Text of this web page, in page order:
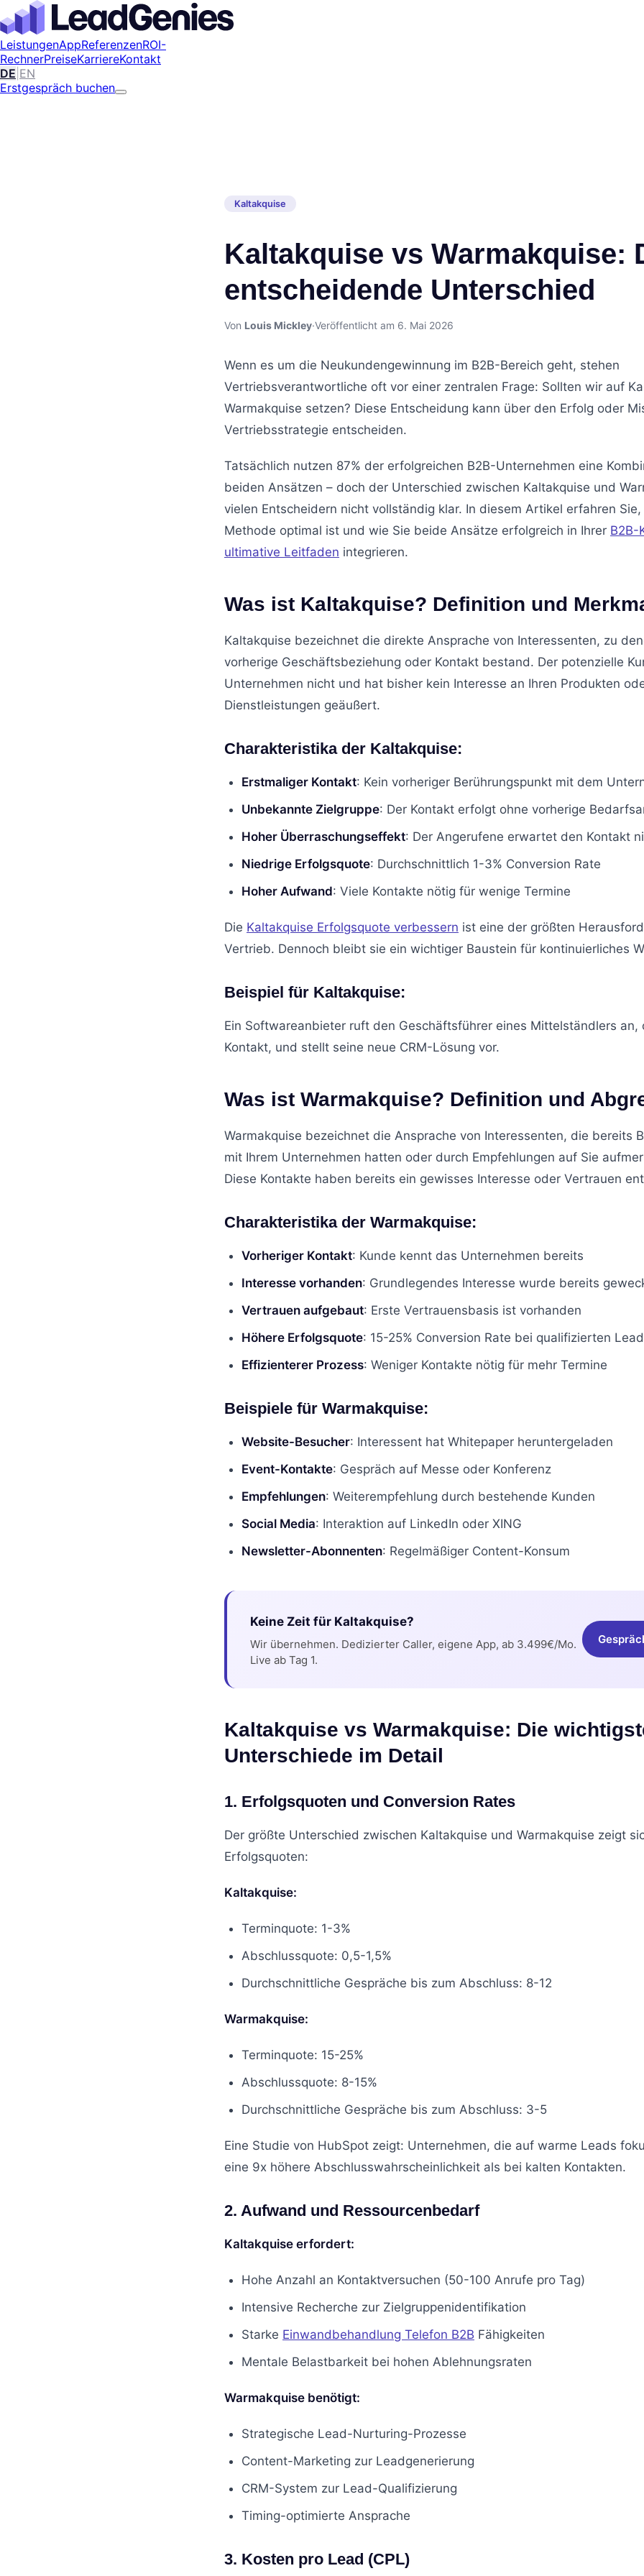
LeistungenAppReferenzenROI-
RechnerPreiseKarriereKontakt
DE EN
Erstgespräch buchen
Kaltakquise
Kaltakquise vs Warmakquise:
entscheidende Unterschied
Von Louis Mickley·Veröffentlicht am 6. Mai 2026
Wenn es um die Neukundengewinnung im B2B-Bereich geht, stehen
Vertriebsverantwortliche oft vor einer zentralen Frage: Sollten wir auf
Warmakquise setzen? Diese Entscheidung kann über den Erfolg oder
Vertriebsstrategie entscheiden.
Tatsächlich nutzen 87% der erfolgreichen B2B-Unternehmen eine
beiden Ansätzen – doch der Unterschied zwischen Kaltakquise und
vielen Entscheidern nicht vollständig klar. In diesem Artikel erfahren
Methode optimal ist und wie Sie beide Ansätze erfolgreich in Ihrer B2B-
ultimative Leitfaden integrieren.
Was ist Kaltakquise? Definition und
Kaltakquise bezeichnet die direkte Ansprache von Interessenten, zu
vorherige Geschäftsbeziehung oder Kontakt bestand. Der potenzielle
Unternehmen nicht und hat bisher kein Interesse an Ihren Produkten
Dienstleistungen geäußert.
Charakteristika der Kaltakquise:
Erstmaliger Kontakt: Kein vorheriger Berührungspunkt mit dem
Unbekannte Zielgruppe: Der Kontakt erfolgt ohne vorherige
Hoher Überraschungseffekt: Der Angerufene erwartet den Kontakt
Niedrige Erfolgsquote: Durchschnittlich 1-3% Conversion Rate
Hoher Aufwand: Viele Kontakte nötig für wenige Termine
Die Kaltakquise Erfolgsquote verbessern ist eine der größten
Vertrieb. Dennoch bleibt sie ein wichtiger Baustein für kontinuierliches
Beispiel für Kaltakquise:
Ein Softwareanbieter ruft den Geschäftsführer eines Mittelständlers an,
Kontakt, und stellt seine neue CRM-Lösung vor.
Was ist Warmakquise? Definition und
Warmakquise bezeichnet die Ansprache von Interessenten, die bereits
mit Ihrem Unternehmen hatten oder durch Empfehlungen auf Sie
Diese Kontakte haben bereits ein gewisses Interesse oder Vertrauen
Charakteristika der Warmakquise:
Vorheriger Kontakt: Kunde kennt das Unternehmen bereits
Interesse vorhanden: Grundlegendes Interesse wurde bereits
Vertrauen aufgebaut: Erste Vertrauensbasis ist vorhanden
Höhere Erfolgsquote: 15-25% Conversion Rate bei qualifizierten
Effizienterer Prozess: Weniger Kontakte nötig für mehr Termine
Beispiele für Warmakquise:
Website-Besucher: Interessent hat Whitepaper heruntergeladen
Event-Kontakte: Gespräch auf Messe oder Konferenz
Empfehlungen: Weiterempfehlung durch bestehende Kunden
Social Media: Interaktion auf LinkedIn oder XING
Newsletter-Abonnenten: Regelmäßiger Content-Konsum
Keine Zeit für Kaltakquise?
Wir übernehmen. Dedizierter Caller, eigene App, ab 3.499€/Mo.
Live ab Tag 1.
Kaltakquise vs Warmakquise: Die
Unterschiede im Detail
1. Erfolgsquoten und Conversion Rates
Der größte Unterschied zwischen Kaltakquise und Warmakquise zeigt
Erfolgsquoten:
Kaltakquise:
Terminquote: 1-3%
Abschlussquote: 0,5-1,5%
Durchschnittliche Gespräche bis zum Abschluss: 8-12
Warmakquise:
Terminquote: 15-25%
Abschlussquote: 8-15%
Durchschnittliche Gespräche bis zum Abschluss: 3-5
Eine Studie von HubSpot zeigt: Unternehmen, die auf warme Leads
eine 9x höhere Abschlusswahrscheinlichkeit als bei kalten Kontakten.
2. Aufwand und Ressourcenbedarf
Kaltakquise erfordert:
Hohe Anzahl an Kontaktversuchen (50-100 Anrufe pro Tag)
Intensive Recherche zur Zielgruppenidentifikation
Starke Einwandbehandlung Telefon B2B Fähigkeiten
Mentale Belastbarkeit bei hohen Ablehnungsraten
Warmakquise benötigt:
Strategische Lead-Nurturing-Prozesse
Content-Marketing zur Leadgenerierung
CRM-System zur Lead-Qualifizierung
Timing-optimierte Ansprache
3. Kosten pro Lead (CPL)